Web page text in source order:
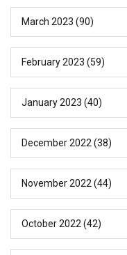
March 2023 (90)
February 2023 (59)
January 2023 (40)
December 2022 (38)
November 2022 (44)
October 2022 (42)